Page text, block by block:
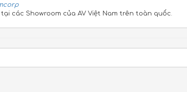
các Showroom của AV Việt Nam trên toàn quốc.